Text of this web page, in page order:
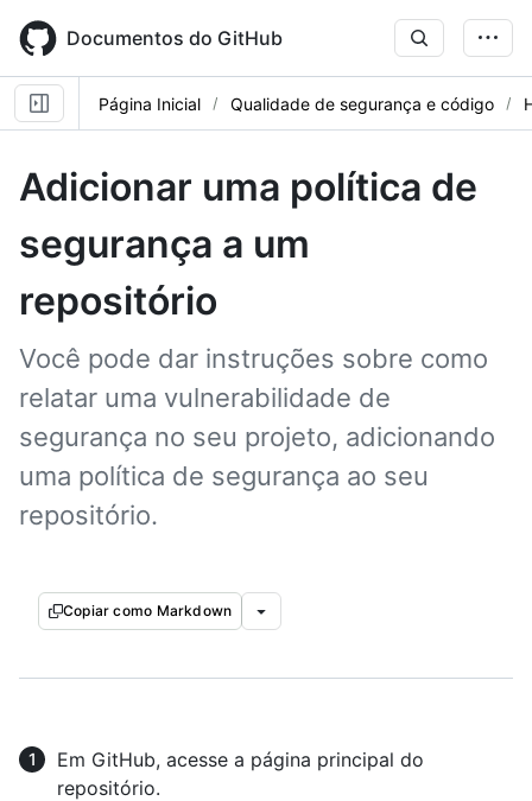
main
content
Documentos do GitHub
Página Inicial Qualidade de segurança e código
Adicionar uma política de
segurança a um
repositório
Você pode dar instruções sobre como
relatar uma vulnerabilidade de
segurança no seu projeto, adicionando
uma política de segurança ao seu
repositório.
Copiar como Markdown
Em GitHub, acesse a página principal do
repositório.